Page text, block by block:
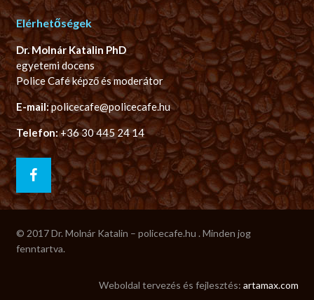
Elérhetőségek
Dr. Molnár Katalin PhD
egyetemi docens
Police Café képző és moderátor
E-mail:policecafe@policecafe.hu
Telefon:+36 30 445 24 14
© 2017 Dr. Molnár Katalin – policecafe.hu . Minden jog
fenntartva.
Weboldal tervezés és fejlesztés: artamax.com